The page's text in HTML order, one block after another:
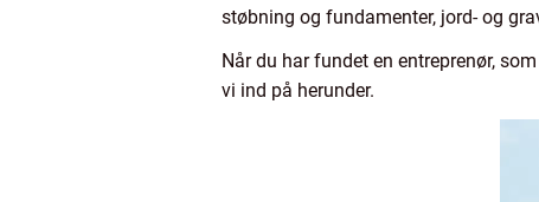
støbning og fundamenter, jord- og
Når du har fundet en entreprenør,
vi ind på herunder.